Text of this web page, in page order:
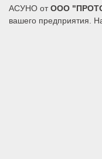
АСУНО отООО
вашего предприятия.